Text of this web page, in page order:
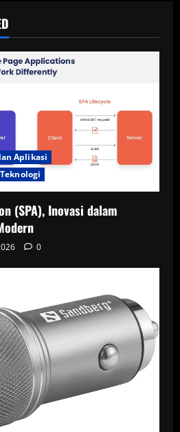
Aplikasi
(SPA), Inovasi dalam
0